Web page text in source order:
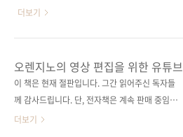
시리즈 없음판 형 46배판변형(188*245*18)제
본 무선(soft cover)정 가 22,000원 ISBN
big sur / 빅서 / m1 / 터미널 / 맥쓰사 / 맥사용
자 / 멕오에스 / 아이폰 / 맥 구매분..
이 심쿵, 충동 구매를 불러일으키는 저 위대한 맥
튼을 딸깍 누릅니다. 출처:
https://www.apple.com/kr/mac/ 무엇이
그토록 맥에 열광하게 하는 걸까요? 첫째는 디자
편집하거나 디자인을 하는 등 전문적인 용도로
더보기
오렌지노의 영상 편집을 위한 유튜브
배경음악
이 책은 현재 절판입니다. 그간 읽어주신 독자들
께 감사드립니다. 단, 전자책은 계속 판매 중임을
알려드립니다. 개러지밴드로 시작하는 나만의
더보기